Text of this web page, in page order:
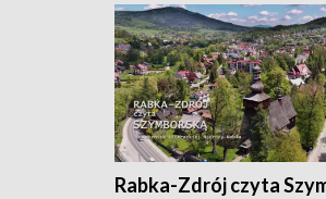
Rabka-Zdrój czyta